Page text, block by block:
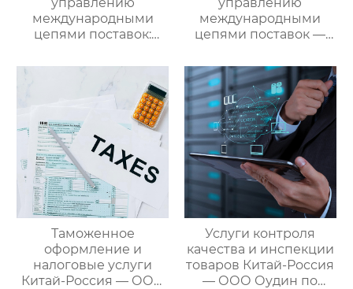
международными
цепями поставок:
трансграничной
логистики Китай-
Россия/Китай-
Казахстан,
предлагающий
множество
эффективных
способов доставки
для удовлетворения
различных
потребностей
клиентов
международными
цепями поставок —
мире китайско-
российских закупок
Таможенное
оформление и
налоговые услуги
Китай-Россия — ООО
Услуги контроля
качества и инспекции
товаров Китай-Россия
— ООО Оудин по